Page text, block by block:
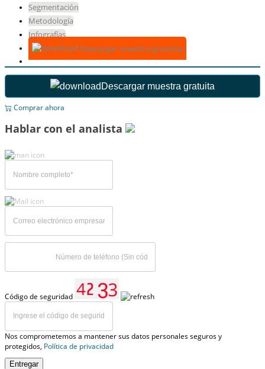
Segmentación
Metodología
Infografías
Descargar muestra gratuita
Descargar muestra gratuita
Comprar ahora
Hablar con el analista
Código de seguridad
Nos comprometemos a mantener sus datos personales seguros y
protegidos, Política de privacidad
Entregar